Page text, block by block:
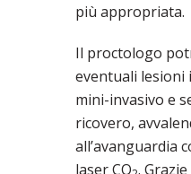
più appropriata.
Il proctologo
eventuali lesioni
mini-invasivo e
ricovero,
all’avanguardia
laser CO .